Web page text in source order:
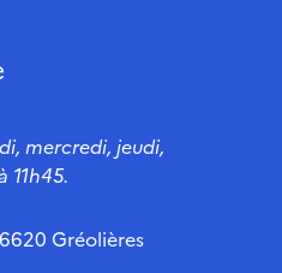
mercredi, jeudi,
11h45.
Gréolières